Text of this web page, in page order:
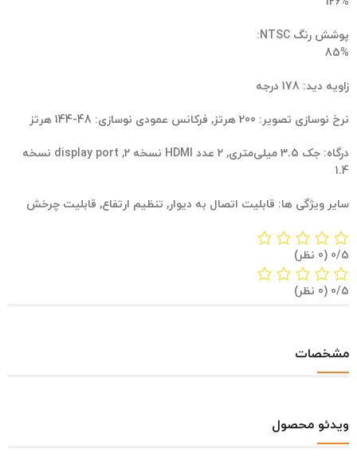
پوشش رنگ NTSC:
85%
زاویه دید: 178 درجه
نرخ نوسازی تصویر: 200 هرتز, فرکانس عمودی نوسازی: 48-144 هرتز
درگاه:
جک 3.5 میلی‌متری, 2 عدد HDMI نسخه 2, display port نسخه
1.4
سایر ویژگی ها: قابلیت اتصال به دیوار, تنظیم ارتفاع, قابلیت چرخش
‫0/5 ‫(0 نظر)
‫0/5 ‫(0 نظر)
مشخصات
ویدئو محصول